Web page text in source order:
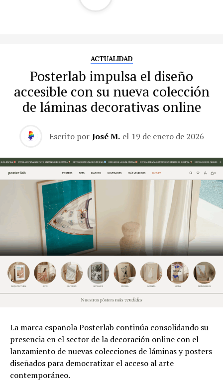
ACTUALIDAD
Posterlab impulsa el diseño
accesible con su nueva colección
de láminas decorativas online
Escrito por José M. el 19 de enero de 2026
La marca española Posterlab continúa consolidando su
presencia en el sector de la decoración online con el
lanzamiento de nuevas colecciones de láminas y posters
diseñados para democratizar el acceso al arte
contemporáneo.